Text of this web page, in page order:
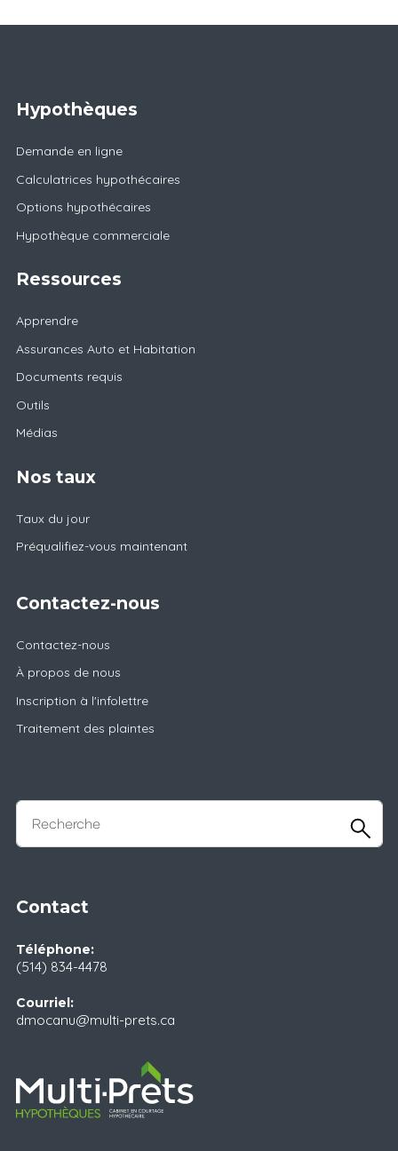
Hypothèques
Demande en ligne
Calculatrices hypothécaires
Options hypothécaires
Hypothèque commerciale
Ressources
Apprendre
Assurances Auto et Habitation
Documents requis
Outils
Médias
Nos taux
Taux du jour
Préqualifiez-vous maintenant
Contactez-nous
Contactez-nous
À propos de nous
Inscription à l'infolettre
Traitement des plaintes
Contact
Téléphone:
(514) 834-4478
Courriel:
dmocanu@multi-prets.ca